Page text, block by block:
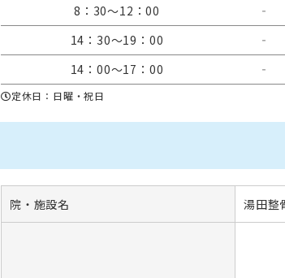
8：30～12：00 ‐
14：30～19：00 ‐
14：00～17：00 ‐
定休日：日曜・祝日
院・施設名 湯田整